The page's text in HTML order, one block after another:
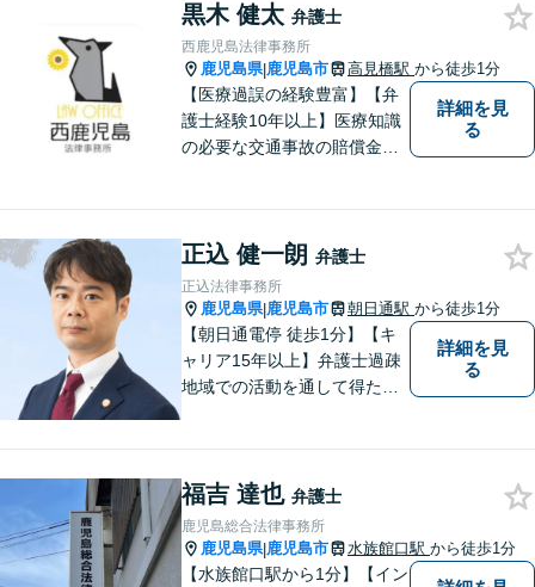
で、お悩みの解決に向けて丁
寧にアドバイスしていきま
す。
黒木 健太 弁護士
西鹿児島法律事務所
鹿児島県|鹿児島市 高見橋駅 から徒歩1分
【医療過誤の経験豊富】【弁
護士経験10年以上】医療知識
の必要な交通事故の賠償金請
さい。依頼者様との信頼関係
を大切に解決へ向けて尽力い
たします。【休日・夜間対応
可】
詳細を見
る
正込 健一朗 弁護士
正込法律事務所
鹿児島県|鹿児島市 朝日通駅 から徒歩1分
【朝日通電停 徒歩1分】【キ
ャリア15年以上】弁護士過疎
地域での活動を通して得た経
適な解決策をご提案します
詳細を見
る
福吉 達也 弁護士
鹿児島総合法律事務所
鹿児島県|鹿児島市 水族館口駅 から徒歩1分
【水族館口駅から1分】【イン